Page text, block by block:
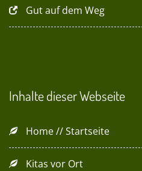
Gut auf dem Weg
Inhalte dieser Webseite
Home // Startseite
Kitas vor Ort